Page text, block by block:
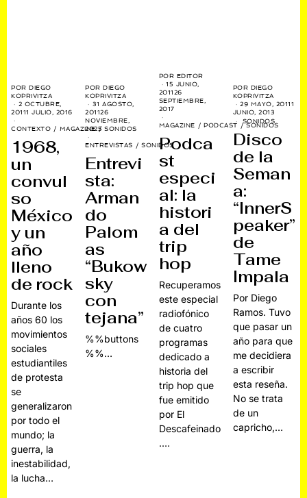
PORDIEGO
KOPRIVITZA
2 OCTUBRE,
20111 JULIO, 2016
CONTEXTO / MAGAZINE / SONIDOS
1968,
un
convul
so
México
y un
año
lleno
de rock
Durante los
años 60 los
movimientos
sociales
estudiantiles
de protesta
se
generalizaron
por todo el
mundo; la
guerra, la
inestabilidad,
la lucha…
PORDIEGO
KOPRIVITZA
31 AGOSTO,
201126
NOVIEMBRE,
2025
ENTREVISTAS / SONIDOS
Entrevi
sta:
Arman
do
Palom
as
“Bukow
sky
con
tejana”
%%buttons
%%…
POR EDITOR
15 JUNIO,
2011 26
SEPTIEMBRE,
2017
MAGAZINE / PODCAST / SONIDOS
Podca
st
especi
al: la
histori
a del
trip
hop
Recuperamos
este especial
radiofónico
de cuatro
programas
dedicado a
historia del
trip hop que
fue emitido
por El
Descafeinado
.…
POR DIEGO
KOPRIVITZA
29 MAYO, 2011 1
JUNIO, 2013
SONIDOS
Disco
de la
Seman
a:
“InnerS
peaker”
de
Tame
Impala
Por Diego
Ramos. Tuvo
que pasar un
año para que
me decidiera
a escribir
esta reseña.
No se trata
de un
capricho,…